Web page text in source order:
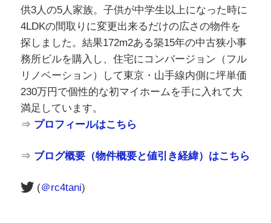
供3人の5人家族。子供が中学生以上になった時に
4LDKの間取りに変更出来るだけの広さの物件を
探しました。結果172m2ある築15年の中古狭小事
務所ビルを購入し、住宅にコンバージョン（フル
リノベーション）して東京・山手線内側に坪単価
230万円で個性的な初マイホームを手に入れて大
満足しています。
⇒ プロフィールはこちら
⇒ ブログ概要（物件概要と値引き経緯）はこちら
(＠rc4tani)